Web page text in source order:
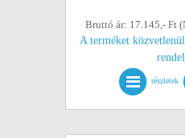
Bruttó ár: 17.145,- Ft
A terméket
részletek